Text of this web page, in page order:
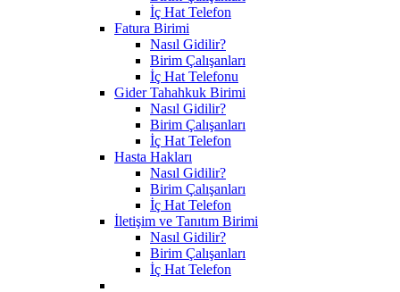
İç Hat Telefon
Fatura Birimi
Nasıl Gidilir?
Birim Çalışanları
İç Hat Telefonu
Gider Tahahkuk Birimi
Nasıl Gidilir?
Birim Çalışanları
İç Hat Telefon
Hasta Hakları
Nasıl Gidilir?
Birim Çalışanları
İç Hat Telefon
İletişim ve Tanıtım Birimi
Nasıl Gidilir?
Birim Çalışanları
İç Hat Telefon